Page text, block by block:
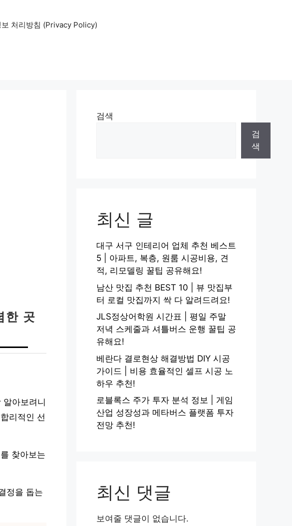
보 처리방침 (Privacy Policy)
한 곳
아보려니
리적인 선
찾아보는
정을 돕는
검색
검
색
최신 글
대구 서구 인테리어 업체 추천 베스트
5 | 아파트, 복층, 원룸 시공비용, 견
적, 리모델링 꿀팁 공유해요!
남산 맛집 추천 BEST 10 | 뷰 맛집부
터 로컬 맛집까지 싹 다 알려드려요!
JLS정상어학원 시간표 | 평일 주말
저녁 스케줄과 셔틀버스 운행 꿀팁 공
유해요!
베란다 결로현상 해결방법 DIY 시공
가이드 | 비용 효율적인 셀프 시공 노
하우 추천!
로블록스 주가 투자 분석 정보 | 게임
산업 성장성과 메타버스 플랫폼 투자
전망 추천!
최신 댓글
보여줄 댓글이 없습니다.